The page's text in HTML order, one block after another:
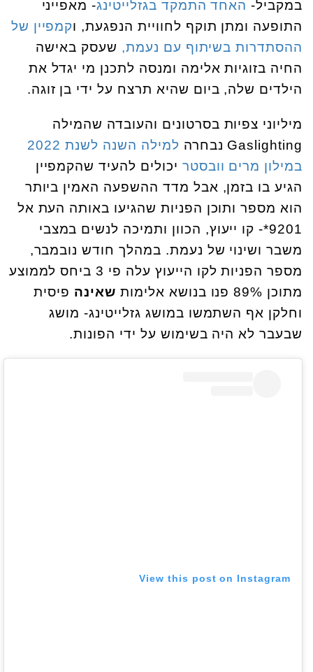
במקביל- האחד התמקד בגזלייטינג- מאפייני
התופעה ומתן תוקף לחוויית הנפגעת, וקמפיין של
ההסתדרות בשיתוף עם נעמת, שעסק באישה
החיה בזוגיות אלימה ומנסה לתכנן מי יגדל את
הילדים שלה, ביום שהיא תרצח על ידי בן זוגה.
מיליוני צפיות בסרטונים והעובדה שהמילה
Gaslighting נבחרה
למילה השנה לשנת 2022
במילון מרים וובסטר יכולים להעיד שהקמפיין
הגיע בו בזמן, אבל מדד ההשפעה האמין ביותר
הוא מספר ותוכן הפניות שהגיעו באותה העת אל
9201*- קו ייעוץ, הכוון ותמיכה לנשים במצבי
משבר ושינוי של נעמת. במהלך חודש נובמבר,
מספר הפניות לקו הייעוץ עלה פי 3 ביחס לממוצע
מתוכן 89% פנו בנושא אלימות
שאינה פיסית
וחלקן אף השתמשו במושג גזלייטינג- מושג
שבעבר לא היה בשימוש על ידי הפונות.
View this post on Instagram